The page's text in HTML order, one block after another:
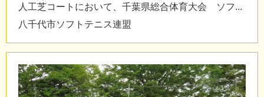
人工芝コートにおいて、千葉県総合体育大会 ソフ...
八千代市ソフトテニス連盟